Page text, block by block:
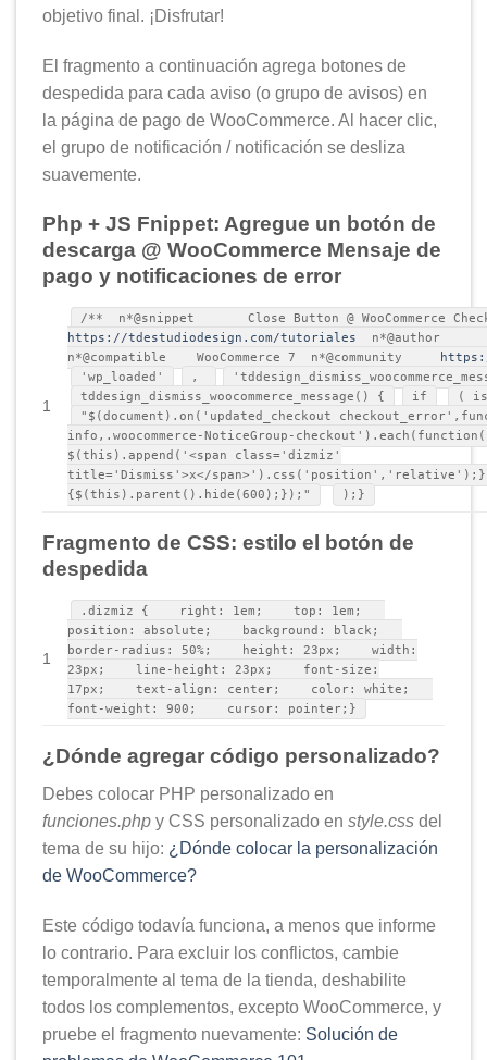
objetivo final. ¡Disfrutar!
El fragmento a continuación agrega botones de
despedida para cada aviso (o grupo de avisos) en
la página de pago de WooCommerce. Al hacer clic,
el grupo de notificación / notificación se desliza
suavemente.
Php + JS Fnippet: Agregue un botón de
descarga @ WooCommerce Mensaje de
pago y notificaciones de error
1
/** n*@snippet Close Button @ WooCommerce
https://tdestudiodesign.com/tutoriales
n*@author
n*@compatible WooCommerce 7 n*@community
'wp_loaded'
,
tddesign_dismiss_woocommerce_message() {
if
(
"$(document).on('updated_checkout
info,.woocommerce-NoticeGroup-
$(this).append('<span class='dizmiz'
title='Dismiss'>x</
{$(this).parent().hide(600);});"
);}
Fragmento de CSS: estilo el botón de
despedida
1
.dizmiz { right: 1em; top: 1em;
position: absolute; background: black;
border-radius: 50%; height: 23px; width:
23px; line-height: 23px; font-size:
17px; text-align: center; color: white;
font-weight: 900; cursor: pointer;}
¿Dónde agregar código personalizado?
Debes colocar PHP personalizado en
funciones.php y CSS personalizado en style.css del
tema de su hijo: ¿Dónde colocar la personalización
de WooCommerce?
Este código todavía funciona, a menos que informe
lo contrario. Para excluir los conflictos, cambie
temporalmente al tema de la tienda, deshabilite
todos los complementos, excepto WooCommerce, y
pruebe el fragmento nuevamente: Solución de